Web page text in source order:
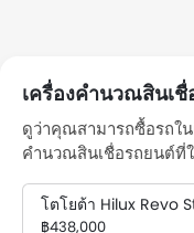
เครื่องคำนวณสินเ
ดูว่าคุณสามารถซื้อรถใ
คำนวณสินเชื่อรถยนต์ที่ใ
โตโยต้า Hilux Revo
฿438,000